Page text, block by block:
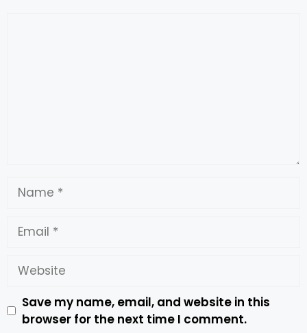
Save my name, email, and website in this
browser for the next time I comment.